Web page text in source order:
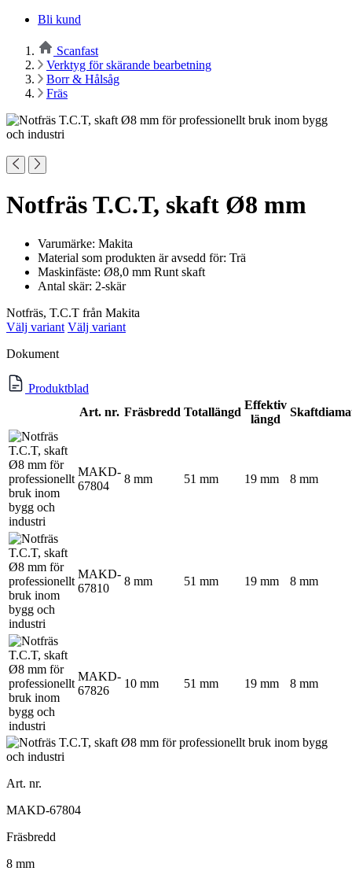
Bli kund
Scanfast
Verktyg för skärande bearbetning
Borr & Hålsåg
Fräs
Notfräs T.C.T, skaft Ø8 mm
Varumärke: Makita
Material som produkten är avsedd för: Trä
Maskinfäste: Ø8,0 mm Runt skaft
Antal skär: 2-skär
Notfräs, T.C.T från Makita
Välj variant Välj variant
Dokument
Produktblad
Art. nr. Fräsbredd Totallängd
Effektiv
längd
MAKD-
67804
8 mm 51 mm 19 mm 8 mm
MAKD-
67810
8 mm 51 mm 19 mm 8 mm
MAKD-
67826
10 mm 51 mm 19 mm 8 mm
Art. nr.
MAKD-67804
Fräsbredd
8 mm